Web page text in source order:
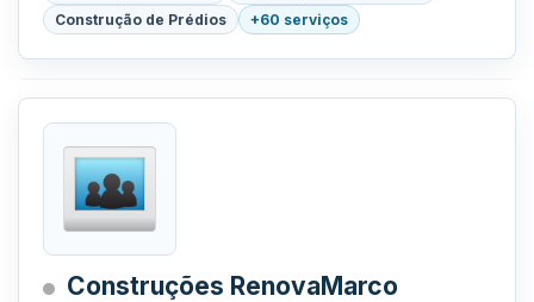
Construção de Prédios
+60 serviços
Construções RenovaMarco